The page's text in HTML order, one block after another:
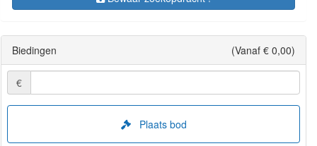
Biedingen (Vanaf € 0,00)
€
Plaats bod